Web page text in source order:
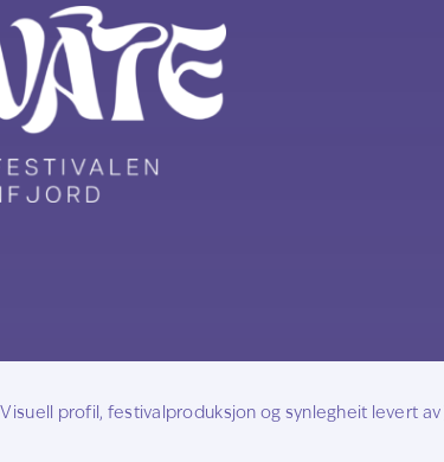
Visuell profil, festivalproduksjon og synlegheit levert av